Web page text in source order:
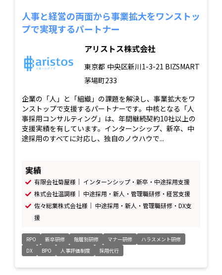
人事と経営の両面から事業拡大をワンストッ
プで実現するパートナー
アリストス株式会社
東京都 中央区新川1-3-21 BIZSMART
茅場町233
企業の「人」と「組織」の課題を解決し、事業拡大をワ
ンストップで支援するパートナーです。中核となる「人
事採用コンサルティング」は、年間継続契約10社以上の
支援実績を有しています。インターンシップ、新卒、中
途採用のすべてに対応し、独自のノウハウで...
実績
有限会社菊屋様｜ インターンシップ・新卒・中途採用支援
株式会社温調様｜ 中途採用・新人・管理職研修・経営支援
佐々総業株式会社様｜ 中途採用・新人・管理職研修・DX支
援
RPO 新卒研修 階層別研修 マナー研修
ハラスメント研修
DX
BPO 人事評価制度 採用代行